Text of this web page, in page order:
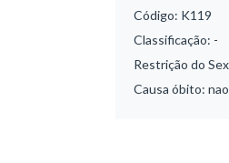
Código: K119
Classificação: -
Restrição do
Causa óbito: nao